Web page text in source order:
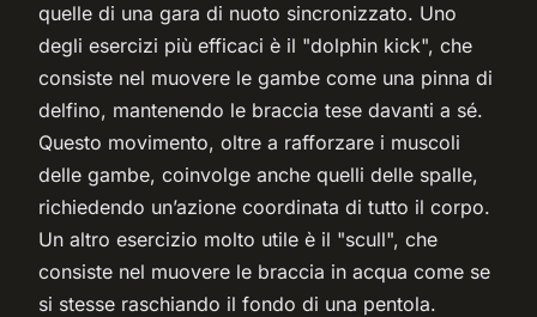
quelle di una gara di nuoto sincronizzato. Uno
degli esercizi più efficaci è il "dolphin kick", che
consiste nel muovere le gambe come una pinna di
delfino, mantenendo le braccia tese davanti a sé.
Questo movimento, oltre a rafforzare i muscoli
delle gambe, coinvolge anche quelli delle spalle,
richiedendo un’azione coordinata di tutto il corpo.
Un altro esercizio molto utile è il "scull", che
consiste nel muovere le braccia in acqua come se
si stesse raschiando il fondo di una pentola.